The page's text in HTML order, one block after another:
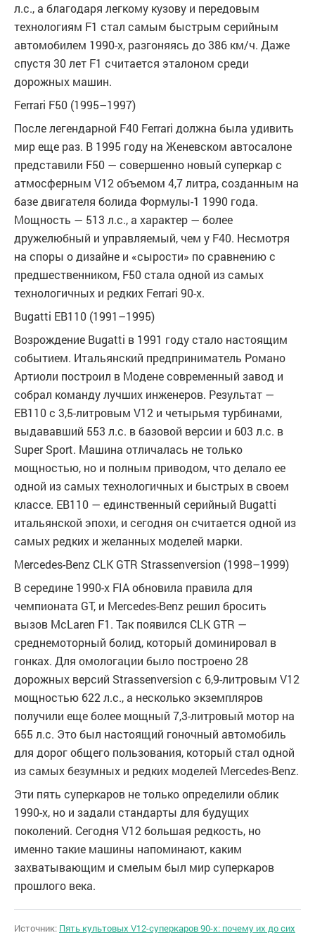
л.с., а благодаря легкому кузову и передовым
технологиям F1 стал самым быстрым серийным
автомобилем 1990-х, разгоняясь до 386 км/ч. Даже
спустя 30 лет F1 считается эталоном среди
дорожных машин.
Ferrari F50 (1995–1997)
После легендарной F40 Ferrari должна была удивить
мир еще раз. В 1995 году на Женевском автосалоне
представили F50 — совершенно новый суперкар с
атмосферным V12 объемом 4,7 литра, созданным на
базе двигателя болида Формулы-1 1990 года.
Мощность — 513 л.с., а характер — более
дружелюбный и управляемый, чем у F40. Несмотря
на споры о дизайне и «сырости» по сравнению с
предшественником, F50 стала одной из самых
технологичных и редких Ferrari 90-х.
Bugatti EB110 (1991–1995)
Возрождение Bugatti в 1991 году стало настоящим
событием. Итальянский предприниматель Романо
Артиоли построил в Модене современный завод и
собрал команду лучших инженеров. Результат —
EB110 с 3,5-литровым V12 и четырьмя турбинами,
выдававший 553 л.с. в базовой версии и 603 л.с. в
Super Sport. Машина отличалась не только
мощностью, но и полным приводом, что делало ее
одной из самых технологичных и быстрых в своем
классе. EB110 — единственный серийный Bugatti
итальянской эпохи, и сегодня он считается одной из
самых редких и желанных моделей марки.
Mercedes-Benz CLK GTR Strassenversion (1998–1999)
В середине 1990-х FIA обновила правила для
чемпионата GT, и Mercedes-Benz решил бросить
вызов McLaren F1. Так появился CLK GTR —
среднемоторный болид, который доминировал в
гонках. Для омологации было построено 28
дорожных версий Strassenversion с 6,9-литровым V12
мощностью 622 л.с., а несколько экземпляров
получили еще более мощный 7,3-литровый мотор на
655 л.с. Это был настоящий гоночный автомобиль
для дорог общего пользования, который стал одной
из самых безумных и редких моделей Mercedes-Benz.
Эти пять суперкаров не только определили облик
1990-х, но и задали стандарты для будущих
поколений. Сегодня V12 большая редкость, но
именно такие машины напоминают, каким
захватывающим и смелым был мир суперкаров
прошлого века.
Источник: Пять культовых V12-суперкаров 90-х: почему их до сих